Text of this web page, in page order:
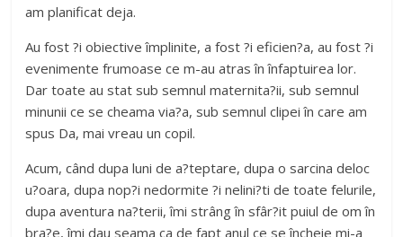
am planificat deja.
Au fost ?i obiective împlinite, a fost ?i eficien?a, au fost ?i
evenimente frumoase ce m-au atras în înfaptuirea lor.
Dar toate au stat sub semnul maternita?ii, sub semnul
minunii ce se cheama via?a, sub semnul clipei în care am
spus Da, mai vreau un copil.
Acum, când dupa luni de a?teptare, dupa o sarcina deloc
u?oara, dupa nop?i nedormite ?i nelini?ti de toate felurile,
dupa aventura na?terii, îmi strâng în sfâr?it puiul de om în
bra?e, îmi dau seama ca de fapt anul ce se încheie mi-a